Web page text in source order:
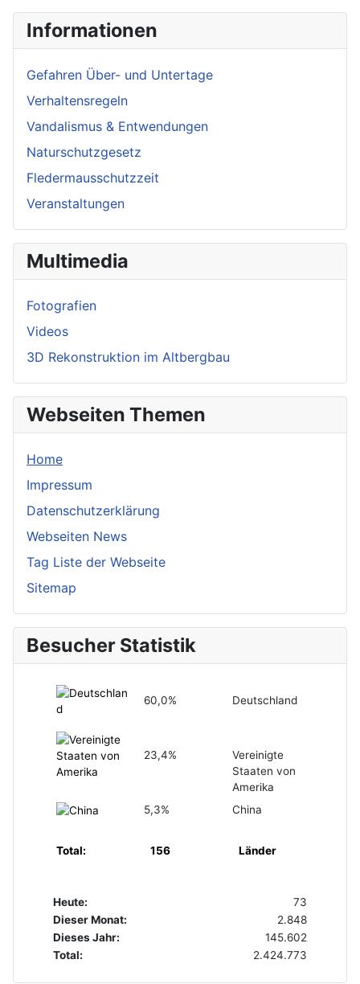
Informationen
Gefahren Über- und Untertage
Verhaltensregeln
Vandalismus & Entwendungen
Naturschutzgesetz
Fledermausschutzzeit
Veranstaltungen
Multimedia
Fotografien
Videos
3D Rekonstruktion im Altbergbau
Webseiten Themen
Home
Impressum
Datenschutzerklärung
Webseiten News
Tag Liste der Webseite
Sitemap
Besucher Statistik
60,0% Deutschland
23,4%
Vereinigte
Staaten von
Amerika
5,3%
China
Total: 156 Länder
Heute:
73
Dieser Monat:
2.848
Dieses Jahr:
145.602
Total:
2.424.773